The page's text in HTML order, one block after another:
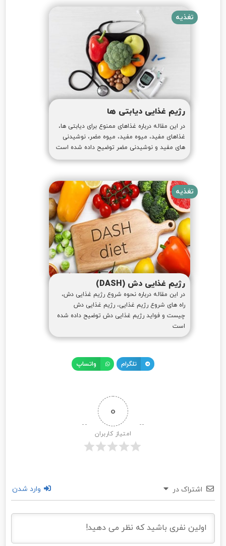
تغذیه
رژیم غذایی دیابتی ها
در این مقاله درباره غذاهای ممنوع برای دیابتی ها،
غذاهای مفید، میوه مفید، میوه مضر، نوشیدنی
های مفید و نوشیدنی مضر توضیح داده شده است
تغذیه
رژیم غذایی دش (DASH)
در این مقاله درباره نحوه شروع رژیم غذایی دش،
راه های شروع رژیم غذایی، رژیم غذایی دش
چیست و فواید رژیم غذایی دش توضیح داده شده
است
تلگرام واتساپ
0
امتیاز کاربران
اشتراک در وارد شدن